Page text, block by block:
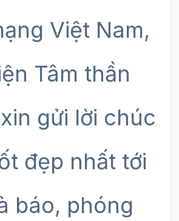
Việt Nam,
Tâm thần
gửi lời chúc
đẹp nhất tới
báo, phóng